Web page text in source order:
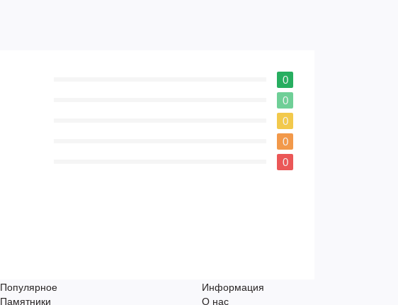
0
0
0
0
0
Популярное
Памятники
Информация
О нас